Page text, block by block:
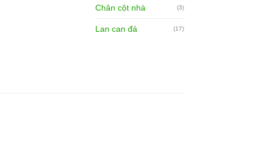
Chân cột nhà (3)
Lan can đá (17)